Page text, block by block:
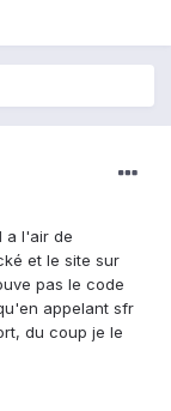
a l'air de
et le site sur
pas le code
appelant sfr
du coup je le